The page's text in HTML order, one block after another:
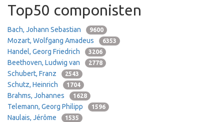
Top50 componisten
Bach, Johann Sebastian 9600
Mozart, Wolfgang Amadeus 6353
Handel, Georg Friedrich 3206
Beethoven, Ludwig van 2778
Schubert, Franz 2543
Schutz, Heinrich 1704
Brahms, Johannes 1628
Telemann, Georg Philipp 1596
Naulais, Jérôme 1535